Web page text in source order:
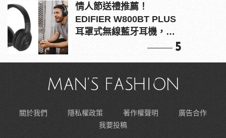
情人節送禮推薦！
EDIFIER W800BT PLUS
耳罩式無線藍牙耳機，在
5
關於我們 隱私權政策 著作權聲明
廣告合作
我要投稿